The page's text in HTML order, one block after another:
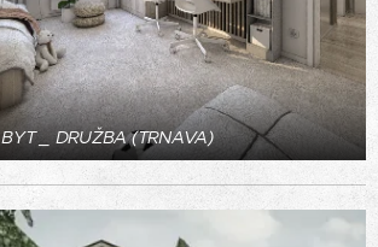
BYT _ DRUŽBA (TRNAVA)